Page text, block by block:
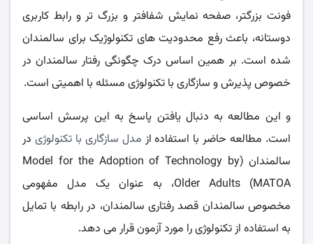
فونت بزرگتر، صفحه نمایش شفافتر و بزرگ تر و رابط کاربری
دوستانه، باعث رفع محدودیت های تکنولوژیک برای سالمندان
شده است. بر همین اساس درک چگونگی رفتار سالمندان در
خصوص پذیرش و سازگاری با تکنولوژی مسئله با اهمیتی است.
و این مطالعه به دنبال یافتن پاسخ به این پرسش اساسی
است. مطالعه حاضر با استفاده از مدل سازگاری با تکنولوژی در
سالمندان (Model for the Adoption of Technology by
Older Adults (MATOA، به عنوان یک مدل مفهومی
مخصوص سالمندان قصد رفتاری سالمندان، در رابطه با تمایل
به استفاده از تکنولوژی را مورد آزمون قرار می دهد.